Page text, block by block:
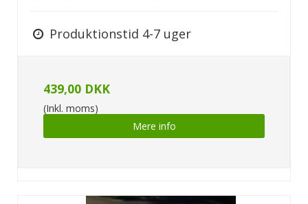
Produktionstid 4-7 uger
439,00 DKK
(Inkl. moms)
Mere info